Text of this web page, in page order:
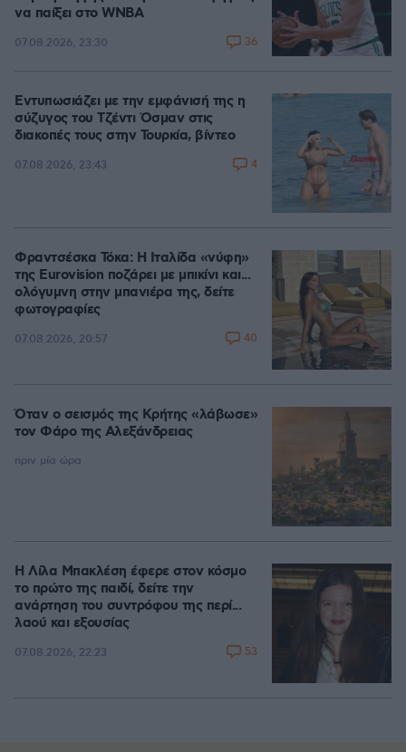
να παίξει στο WNBA
07.08.2026, 23:30 36
Εντυπωσιάζει με την εμφάνισή της η
σύζυγος του Τζέντι Όσμαν στις
διακοπές τους στην Τουρκία, βίντεο
07.08.2026, 23:43 4
Φραντσέσκα Τόκα: Η Ιταλίδα «νύφη»
της Eurovision ποζάρει με μπικίνι και...
ολόγυμνη στην μπανιέρα της, δείτε
φωτογραφίες
07.08.2026, 20:57 40
Όταν ο σεισμός της Κρήτης «λάβωσε»
τον Φάρο της Αλεξάνδρειας
πριν μία ώρα
Η Λίλα Μπακλέση έφερε στον κόσμο
το πρώτο της παιδί, δείτε την
ανάρτηση του συντρόφου της περί...
λαού και εξουσίας
07.08.2026, 22:23 53